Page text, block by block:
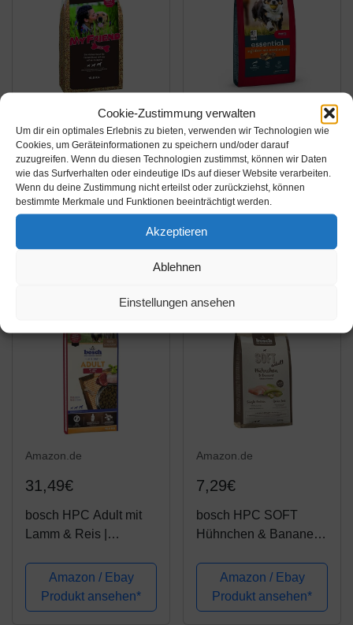
Cookie-Zustimmung verwalten
Um dir ein optimales Erlebnis zu bieten, verwenden wir Technologien wie
Cookies, um Geräteinformationen zu speichern und/oder darauf
zuzugreifen. Wenn du diesen Technologien zustimmst, können wir Daten
wie das Surfverhalten oder eindeutige IDs auf dieser Website verarbeiten.
Wenn du deine Zustimmung nicht erteilst oder zurückziehst, können
bestimmte Merkmale und Funktionen beeinträchtigt werden.
Akzeptieren
Ablehnen
Einstellungen ansehen
26,99€31,95€
bosch My Friend Soft |
Hundefutter für
Vollwertkost mit softer
Produkt ansehen*
Amazon.de
35,99€
MERA essential
Hundefutter > Softdiner
< Für ausgewachsene
Hunde mit hohem
Aktivitätsniveau - Mix-
Menü Trockenfutter mit
&...
Produkt ansehen*
Amazon.de
31,49€
bosch HPC Adult mit
Lamm & Reis |
ausgewachsene
Hunde aller Rassen, 1
x 15 kg
Amazon / Ebay
Produkt ansehen*
Amazon.de
7,29€
bosch HPC SOFT
Hühnchen & Banane |
Hundefutter für
ausgewachsene
Hunde aller Rassen |
Amazon / Ebay
Produkt ansehen*